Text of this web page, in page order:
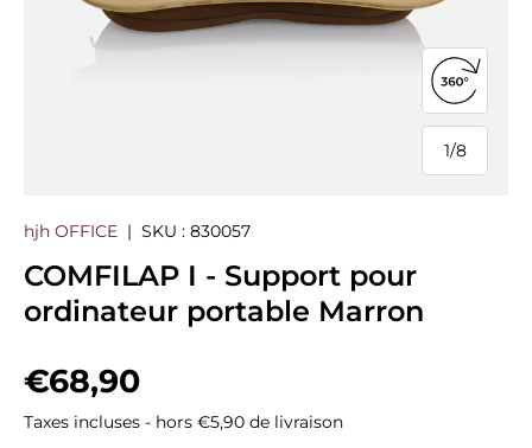
1/
de
8
Ouvrir la
hjh OFFICE | SKU : 830057
COMFILAP I - Support pour
ordinateur portable Marron
Prix habituel
€68,90
Taxes incluses - hors €5,90 de livraison